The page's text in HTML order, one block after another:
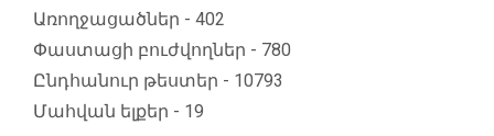
Առողջացածներ - 402
Փաստացի բուժվողներ - 780
Ընդհանուր թեստեր - 10793
Մահվան ելքեր - 19